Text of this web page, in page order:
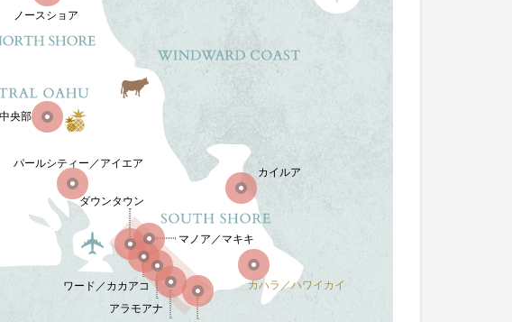
ノースショア
カイルア
カハラ／ハワイカイ
アラモアナ
ワード／カカアコ
マノア／マキキ
ダウンタウン
パールシティー／アイエア
央部